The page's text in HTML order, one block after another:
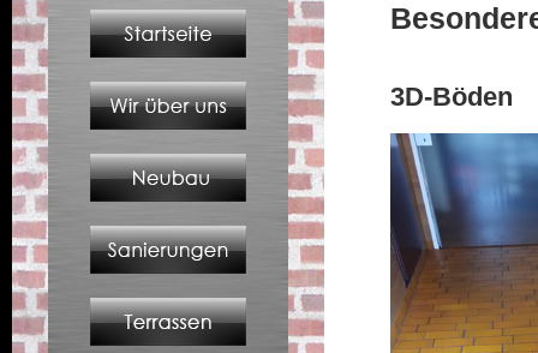
3D-Böden